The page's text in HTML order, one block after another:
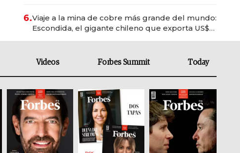
6.Viaje a la mina de cobre más grande del mundo:
Escondida, el gigante chileno que exporta US$
Videos Forbes Summit Today